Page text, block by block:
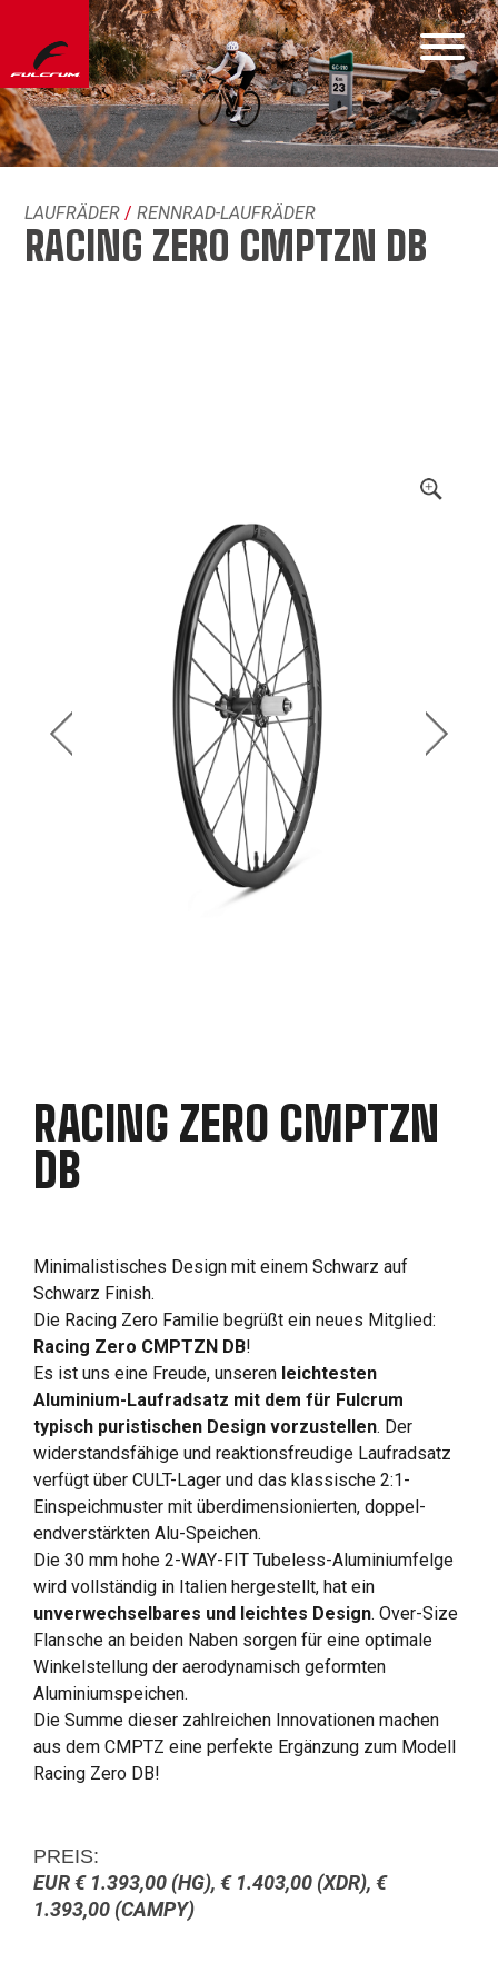
LAUFRÄDER /RENNRAD-LAUFRÄDER
RACING ZERO CMPTZN DB
RACING ZERO CMPTZN
DB
Minimalistisches Design mit einem Schwarz auf
Schwarz Finish.
Die Racing Zero Familie begrüßt ein neues Mitglied:
Racing Zero CMPTZN DB!
Es ist uns eine Freude, unseren leichtesten
Aluminium-Laufradsatz mit dem für Fulcrum
typisch puristischen Design vorzustellen. Der
widerstandsfähige und reaktionsfreudige Laufradsatz
verfügt über CULT-Lager und das klassische 2:1-
Einspeichmuster mit überdimensionierten, doppel-
endverstärkten Alu-Speichen.
Die 30 mm hohe 2-WAY-FIT Tubeless-Aluminiumfelge
wird vollständig in Italien hergestellt, hat ein
unverwechselbares und leichtes Design. Over-Size
Flansche an beiden Naben sorgen für eine optimale
Winkelstellung der aerodynamisch geformten
Aluminiumspeichen.
Die Summe dieser zahlreichen Innovationen machen
aus dem CMPTZ eine perfekte Ergänzung zum Modell
Racing Zero DB!
PREIS:
EUR € 1.393,00 (HG), € 1.403,00 (XDR), €
1.393,00 (CAMPY)